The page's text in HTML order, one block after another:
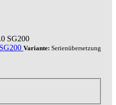
Variante: Serienübersetzung